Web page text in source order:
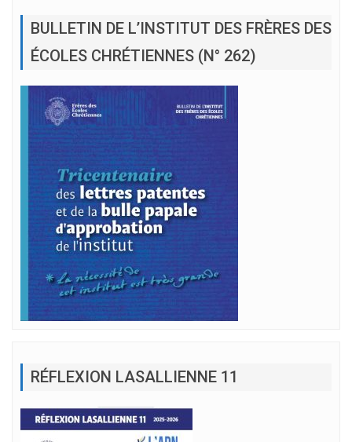
BULLETIN DE L’INSTITUT DES FRÈRES DES
ÉCOLES CHRÉTIENNES (N° 262)
RÉFLEXION LASALLIENNE 11